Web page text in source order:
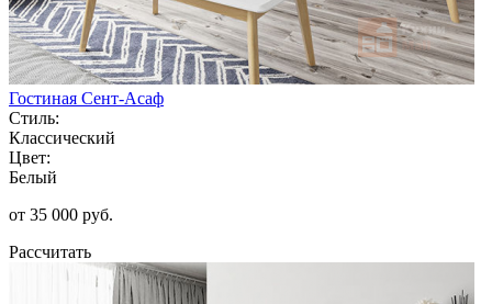
Гостиная Сент-Асаф
Стиль:
Классический
Цвет:
Белый
от 35 000 руб.
Рассчитать